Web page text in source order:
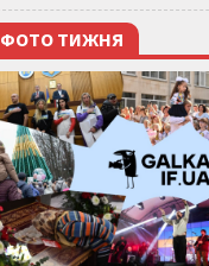
ФОТО ТИЖНЯ